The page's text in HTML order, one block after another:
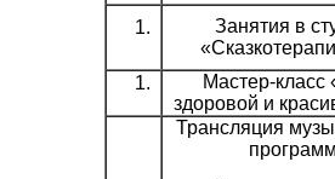
Занятия в
Мастер-класс
здоровой и
Трансляция